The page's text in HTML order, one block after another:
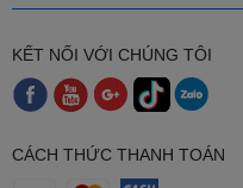
KẾT NỐI VỚI CHÚNG TÔI
CÁCH THỨC THANH TOÁN